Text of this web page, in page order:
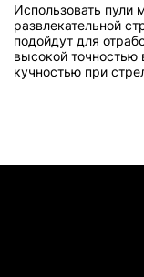
Использовать пули
развлекательной
подойдут для
высокой точностью
кучностью при